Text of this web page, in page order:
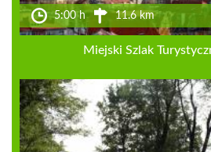
5:00 h 11.6 km
Miejski Szlak